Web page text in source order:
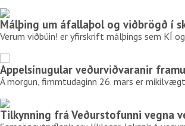
Málþing um áfallaþol og viðbrögð í
Verum viðbúin! er yfirskrift málþings sem KÍ
Appelsínugular veðurviðvaranir
Á morgun, fimmtudaginn 26. mars er
Tilkynning frá Veðurstofunni vegna